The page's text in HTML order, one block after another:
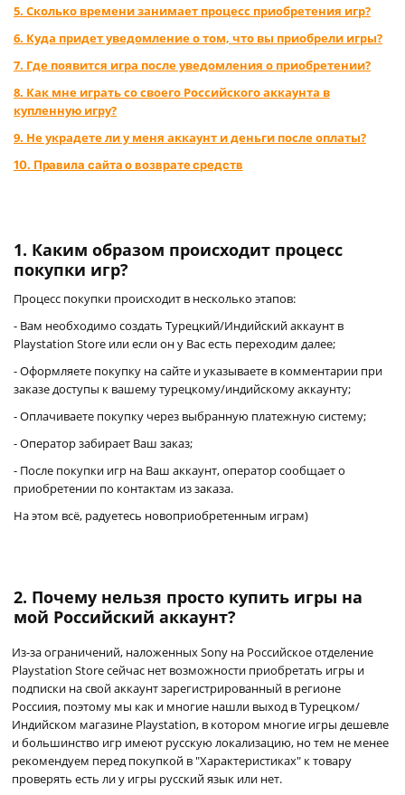
5. Сколько времени занимает процесс приобретения игр?
6. Куда придет уведомление о том, что вы приобрели игры?
7. Где появится игра после уведомления о приобретении?
8. Как мне играть со своего Российского аккаунта в
купленную игру?
9. Не украдете ли у меня аккаунт и деньги после оплаты?
10. Правила сайта о возврате средств
1. Каким образом происходит процесс
покупки игр?
Процесс покупки происходит в несколько этапов:
- Вам необходимо создать Турецкий/Индийский аккаунт в
Playstation Store или если он у Вас есть переходим далее;
- Оформляете покупку на сайте и указываете в комментарии при
заказе доступы к вашему турецкому/индийскому аккаунту;
- Оплачиваете покупку через выбранную платежную систему;
- Оператор забирает Ваш заказ;
- После покупки игр на Ваш аккаунт, оператор сообщает о
приобретении по контактам из заказа.
На этом всё, радуетесь новоприобретенным играм)
2. Почему нельзя просто купить игры на
мой Российский аккаунт?
Из-за ограничений, наложенных Sony на Российское отделение
Playstation Store сейчас нет возможности приобретать игры и
подписки на свой аккаунт зарегистрированный в регионе
Россиия, поэтому мы как и многие нашли выход в Турецком/
Индийском магазине Playstation, в котором многие игры дешевле
и большинство игр имеют русскую локализацию, но тем не менее
рекомендуем перед покупкой в "Характеристиках" к товару
проверять есть ли у игры русский язык или нет.